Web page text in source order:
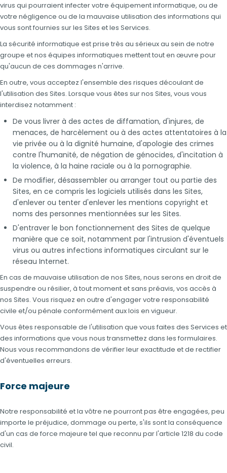
virus qui pourraient infecter votre équipement informatique, ou de
votre négligence ou de la mauvaise utilisation des informations qui
vous sont fournies sur les Sites et les Services.
La sécurité informatique est prise très au sérieux au sein de notre
groupe et nos équipes informatiques mettent tout en œuvre pour
qu'aucun de ces dommages n'arrive.
En outre, vous acceptez l'ensemble des risques découlant de
l'utilisation des Sites. Lorsque vous êtes sur nos Sites, vous vous
interdisez notamment :
De vous livrer à des actes de diffamation, d'injures, de
menaces, de harcèlement ou à des actes attentatoires à la
vie privée ou à la dignité humaine, d'apologie des crimes
contre l'humanité, de négation de génocides, d'incitation à
la violence, à la haine raciale ou à la pornographie.
De modifier, désassembler ou arranger tout ou partie des
Sites, en ce compris les logiciels utilisés dans les Sites,
d'enlever ou tenter d'enlever les mentions copyright et
noms des personnes mentionnées sur les Sites.
D'entraver le bon fonctionnement des Sites de quelque
manière que ce soit, notamment par l'intrusion d'éventuels
virus ou autres infections informatiques circulant sur le
réseau Internet.
En cas de mauvaise utilisation de nos Sites, nous serons en droit de
suspendre ou résilier, à tout moment et sans préavis, vos accès à
nos Sites. Vous risquez en outre d'engager votre responsabilité
civile et/ou pénale conformément aux lois en vigueur.
Vous êtes responsable de l'utilisation que vous faites des Services et
des informations que vous nous transmettez dans les formulaires.
Nous vous recommandons de vérifier leur exactitude et de rectifier
d'éventuelles erreurs.
Force majeure
Notre responsabilité et la vôtre ne pourront pas être engagées, peu
importe le préjudice, dommage ou perte, s'ils sont la conséquence
d'un cas de force majeure tel que reconnu par l'article 1218 du code
civil.